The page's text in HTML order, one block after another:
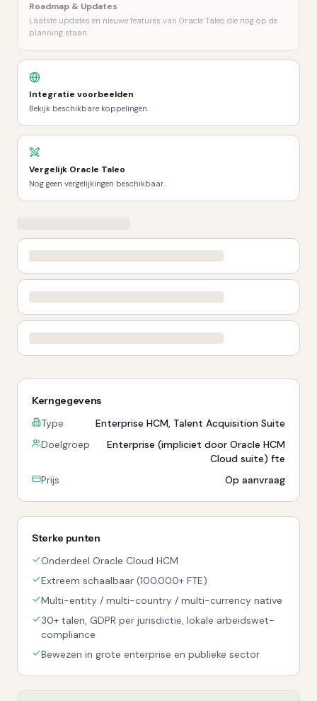
Roadmap & Updates
Laatste updates en nieuwe features van Oracle Taleo die nog op de
planning staan.
Integratie voorbeelden
Bekijk beschikbare koppelingen.
Vergelijk Oracle Taleo
Nog geen vergelijkingen beschikbaar.
Kerngegevens
Type
Enterprise HCM, Talent Acquisition Suite
Doelgroep
Enterprise (impliciet door Oracle HCM
Cloud suite) fte
Prijs
Op aanvraag
Sterke punten
Onderdeel Oracle Cloud HCM
Extreem schaalbaar (100.000+ FTE)
Multi-entity / multi-country / multi-currency native
30+ talen, GDPR per jurisdictie, lokale arbeidswet-
compliance
Bewezen in grote enterprise en publieke sector